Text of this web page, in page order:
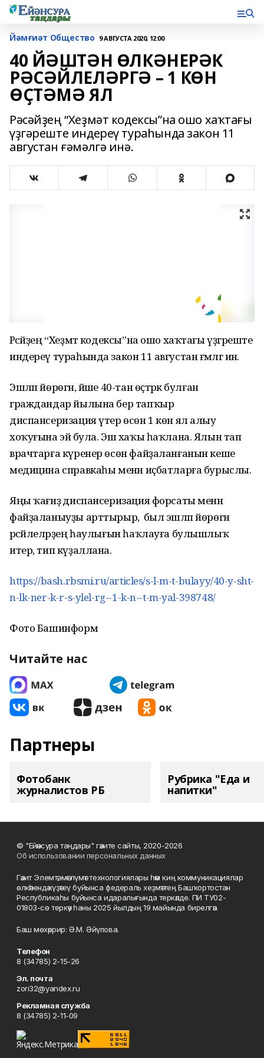
Йәмғиәт Общество 9 АВГУСТА 2020, 12:00
40 ЙӘШТӘН ӨЛКӘНЕРӘК
РӘСӘЙЛЕЛӘРГӘ – 1 КӨН
ӨҪТӘМӘ ЯЛ
Рәсәйҙең “Хеҙмәт кодексы”на ошо хаҡтағы
үҙгәреште индереү тураһында закон 11
августан ғәмәлгә инә.
Рәсәйҙең “Хеҙмәт кодексы”на ошо хаҡтағы үҙгәреште
индереү тураһында закон 11 августан ғәмәлгә инә.
Эшләп йөрөгән, йәше 40-тан өҫтәрәк булған
граждандар йылына бер тапҡыр
диспансеризация үтер өсөн 1 көн ял алыу
хоҡуғына эйә була. Эш хаҡы һаҡлана. Ялын тап
врачтарға күренер өсөн файҙаланғанын кеше
медицина справкаһы менән иҫбатларға бурыслы.
Яңы ҡағиҙә диспансеризация форсаты менән
файҙаланыуҙы арттырыр, ә был эшләп йөрөгән
рәсәйлеләрҙең һаулығын һаҡлауға булышлыҡ
итер, тип күҙаллана.
https://bash.rbsmi.ru/articles/s-l-m-t-bulayy/40-y-sht-
n-lk-ner-k-r-s-ylel-rg--1-k-n--t-m-yal-398748/
Фото Башинформ
Читайте нас
Партнеры
Фотобанк
журналистов РБ
Рубрика "Еда и
напитки"
© "Ейәнсура таңдары" гәзите сайты, 2020-2026
Об использовании персональных данных
Гәзит Элемтә, мәғлүмәт технологиялары һәм киң коммуникациялар
өлкәһендә күҙәтеү буйынса федераль хеҙмәттең Башҡортостан
Республикаһы буйынса идаралығында теркәлде. ПИ ТУ02-
01803-сө теркәү һаны 2025 йылдың 19 майында бирелгән.
Баш мөхәррир: Ә.М. Әйүпова.
Телефон
8 (34785) 2-15-26
Эл. почта
zori32@yandex.ru
Рекламная служба
8 (34785) 2-11-09